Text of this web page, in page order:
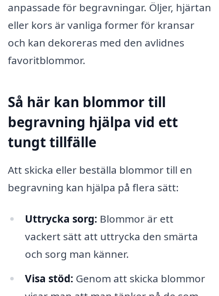
anpassade för begravningar. Öljer, hjärtan
eller kors är vanliga former för kransar
och kan dekoreras med den avlidnes
favoritblommor.
Så här kan blommor till
begravning hjälpa vid ett
tungt tillfälle
Att skicka eller beställa blommor till en
begravning kan hjälpa på flera sätt:
Uttrycka sorg: Blommor är ett
vackert sätt att uttrycka den smärta
och sorg man känner.
Visa stöd: Genom att skicka blommor